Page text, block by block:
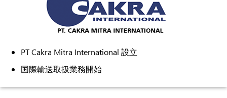
PT Cakra Mitra International 設立
国際輸送取扱業務開始